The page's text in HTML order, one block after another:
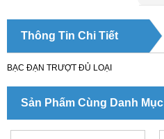
Thông Tin Chi Tiết
BẠC ĐẠN TRƯỢT ĐỦ LOẠI
Sản Phẩm Cùng Danh Mục